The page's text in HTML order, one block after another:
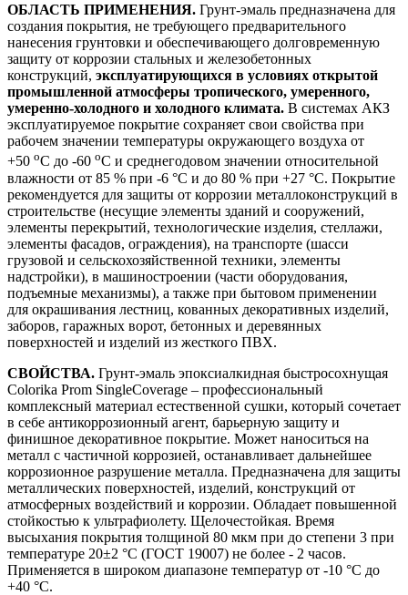
ОБЛАСТЬ ПРИМЕНЕНИЯ. Грунт-эмаль предназначена для
создания покрытия, не требующего предварительного
нанесения грунтовки и обеспечивающего долговременную
защиту от коррозии стальных и железобетонных
конструкций, эксплуатирующихся в условиях открытой
промышленной атмосферы тропического, умеренного,
умеренно-холодного и холодного климата. В системах АКЗ
эксплуатируемое покрытие сохраняет свои свойства при
рабочем значении температуры окружающего воздуха от
+50 оC до -60 оC и среднегодовом значении относительной
влажности от 85 % при -6 °C и до 80 % при +27 °C. Покрытие
рекомендуется для защиты от коррозии металлоконструкций в
строительстве (несущие элементы зданий и сооружений,
элементы перекрытий, технологические изделия, стеллажи,
элементы фасадов, ограждения), на транспорте (шасси
грузовой и сельскохозяйственной техники, элементы
надстройки), в машиностроении (части оборудования,
подъемные механизмы), а также при бытовом применении
для окрашивания лестниц, кованных декоративных изделий,
заборов, гаражных ворот, бетонных и деревянных
поверхностей и изделий из жесткого ПВХ.
СВОЙСТВА. Грунт-эмаль эпоксиалкидная быстросохнущая
Colorika Prom SingleCoverage – профессиональный
комплексный материал естественной сушки, который сочетает
в себе антикоррозионный агент, барьерную защиту и
финишное декоративное покрытие. Может наноситься на
металл с частичной коррозией, останавливает дальнейшее
коррозионное разрушение металла. Предназначена для защиты
металлических поверхностей, изделий, конструкций от
атмосферных воздействий и коррозии. Обладает повышенной
стойкостью к ультрафиолету. Щелочестойкая. Время
высыхания покрытия толщиной 80 мкм при до степени 3 при
температуре 20±2 °С (ГОСТ 19007) не более - 2 часов.
Применяется в широком диапазоне температур от -10 °С до
+40 °С.